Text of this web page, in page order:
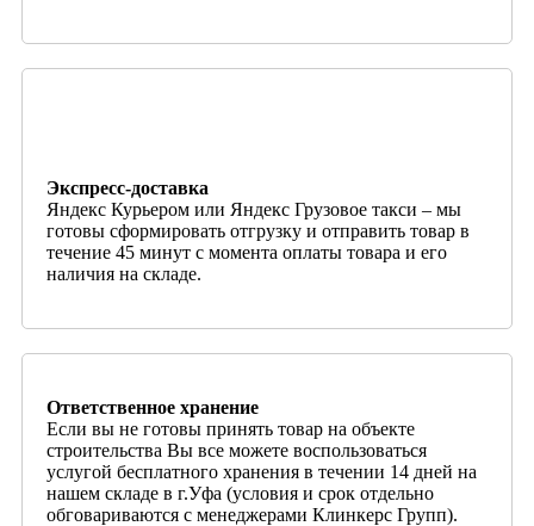
Экспресс-доставка
Яндекс Курьером или Яндекс Грузовое такси – мы
готовы сформировать отгрузку и отправить товар в
течение 45 минут с момента оплаты товара и его
наличия на складе.
Ответственное хранение
Если вы не готовы принять товар на объекте
строительства Вы все можете воспользоваться
услугой бесплатного хранения в течении 14 дней на
нашем складе в г.Уфа (условия и срок отдельно
обговариваются с менеджерами Клинкерс Групп).